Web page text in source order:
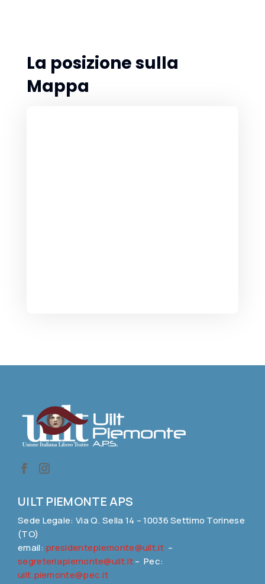
La posizione sulla
Mappa
UILT PIEMONTE APS
Sede Legale: Via Q. Sella 14 – 10036 Settimo Torinese
(TO)
email: presidentepiemonte@uilt.it–
segreteriapiemonte@uilt.it– Pec:
uilt.piemonte@pec.it